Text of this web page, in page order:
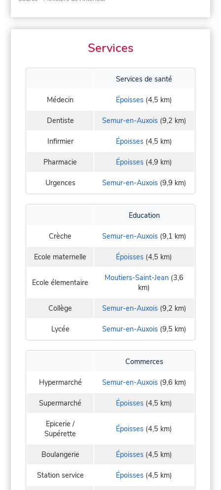
Services
Services de santé
Médecin Époisses (4,5 km)
Dentiste Semur-en-Auxois(9,2 km)
Infirmier Époisses (4,5 km)
Pharmacie Époisses (4,9 km)
Urgences Semur-en-Auxois(9,9 km)
Education
Crèche Semur-en-Auxois(9,1 km)
Ecole maternelle Époisses (4,5 km)
Ecole élementaire Moutiers-Saint-Jean (3,6
km)
Collège Semur-en-Auxois(9,2 km)
Lycée Semur-en-Auxois(9,5 km)
Commerces
Hypermarché Semur-en-Auxois(9,6 km)
Supermarché Époisses (4,5 km)
Epicerie /
Supérette
Époisses (4,5 km)
Boulangerie Époisses (4,5 km)
Station service Époisses (4,5 km)